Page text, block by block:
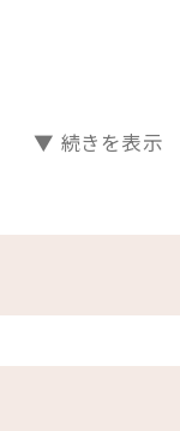
00
▼ 続きを表示